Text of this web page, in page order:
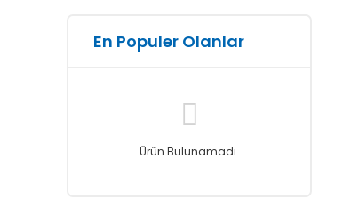
En Populer Olanlar
Ürün Bulunamadı.